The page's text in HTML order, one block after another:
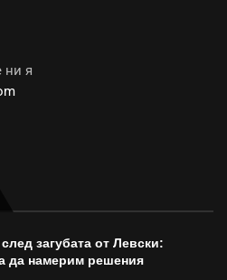
ни я
загубата от Левски:
да намерим решения